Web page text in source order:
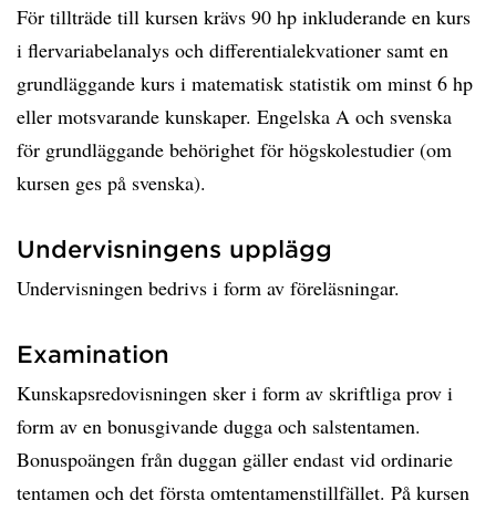
För tillträde till kursen krävs 90 hp inkluderande en kurs
i flervariabelanalys och differentialekvationer samt en
grundläggande kurs i matematisk statistik om minst 6 hp
eller motsvarande kunskaper. Engelska A och svenska
för grundläggande behörighet för högskolestudier (om
kursen ges på svenska).
Undervisningens upplägg
Undervisningen bedrivs i form av föreläsningar.
Examination
Kunskapsredovisningen sker i form av skriftliga prov i
form av en bonusgivande dugga och salstentamen.
Bonuspoängen från duggan gäller endast vid ordinarie
tentamen och det första omtentamenstillfället. På kursen